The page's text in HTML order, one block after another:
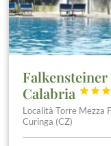
Calabria



Località Torre Mezza
Curinga (CZ)